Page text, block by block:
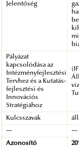
Jelentőség
Pályázat
kapcsolódása az
Intézményfejlesztési
Tervhez és a Kutatás-
fejlesztési és
Innovációs
Stratégiához
Kulcsszavak
--- ---
Azonosító